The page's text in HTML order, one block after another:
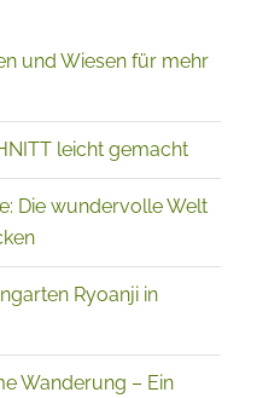
und Wiesen für mehr
leicht gemacht
Die wundervolle Welt
Ryoanji in
Wanderung – Ein